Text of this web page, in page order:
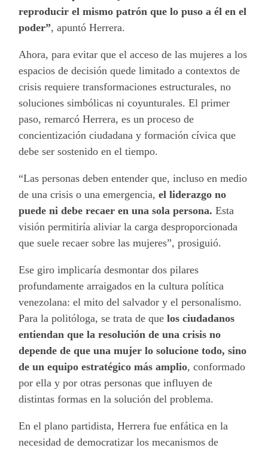
reproducir el mismo patrón que lo puso a él en el
poder”, apuntó Herrera.
Ahora, para evitar que el acceso de las mujeres a los
espacios de decisión quede limitado a contextos de
crisis requiere transformaciones estructurales, no
soluciones simbólicas ni coyunturales. El primer
paso, remarcó Herrera, es un proceso de
concientización ciudadana y formación cívica que
debe ser sostenido en el tiempo.
“Las personas deben entender que, incluso en medio
de una crisis o una emergencia,el liderazgo no
puede ni debe recaer en una sola persona. Esta
visión permitiría aliviar la carga desproporcionada
que suele recaer sobre las mujeres”, prosiguió.
Ese giro implicaría desmontar dos pilares
profundamente arraigados en la cultura política
venezolana: el mito del salvador y el personalismo.
Para la politóloga, se trata de quelos ciudadanos
entiendan que la resolución de una crisis no
depende de que una mujer lo solucione todo, sino
de un equipo estratégico más amplio, conformado
por ella y por otras personas que influyen de
distintas formas en la solución del problema.
En el plano partidista, Herrera fue enfática en la
necesidad de democratizar los mecanismos de